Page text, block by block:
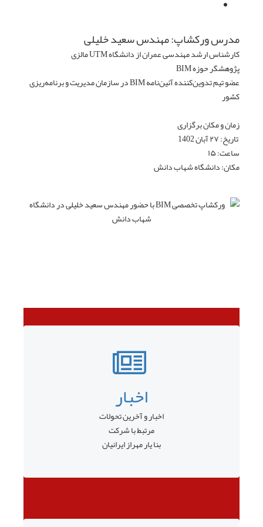
مدرس ورکشاپ: مهندس سعید خلیلی
کارشناس ارشد مهندسی عمران از دانشگاه UTM مالزی
پژوهشگر حوزه BIM
عضو تیم تدوین‌کننده آئین‌نامه BIM در سازمان مدیریت و برنامه‌ریزی
کشور
زمان و مکان برگزاری
تاریخ: ۲۷ آبان 1402
ساعت: ۱۵
مکان: دانشگاه شهاب دانش
اخبار
اخبار و آخرین تحولات
مرتبط با شرکت
بنا یار مهراز ایرانیان